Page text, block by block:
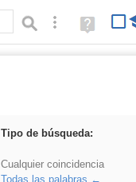
Búsqueda avanzada
Ayuda
(en
Tipo de búsqueda:
Cualquier coincidencia
Todas las palabras